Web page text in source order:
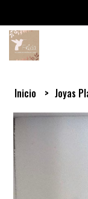
Inicio Joyas